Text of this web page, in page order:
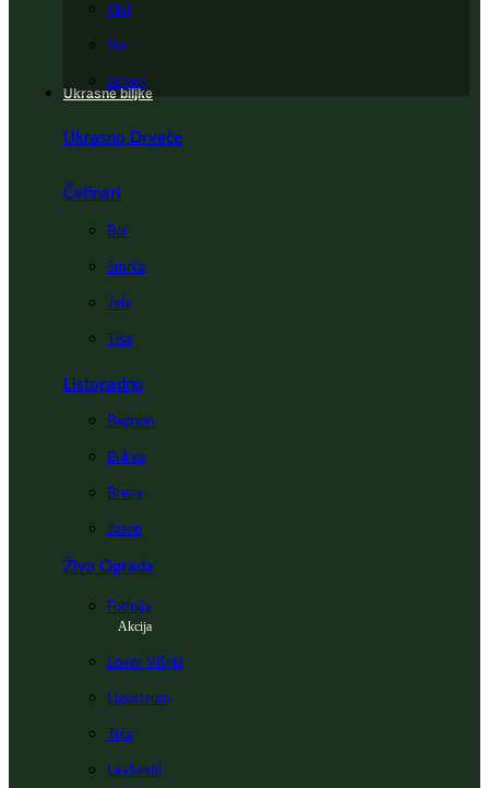
Kivi
Nar
Limun
Ukrasne biljke
Ukrasno Drveće
Četinari
Bor
Smrča
Jela
Tisa
Listopadno
Bagrem
Bukva
Breza
Jasen
Živa Ograda
Fotinija
Akcija
Lovor Višnja
Ligustrum
Tuja
Leylandii